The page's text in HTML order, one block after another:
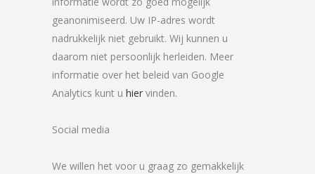
geanonimiseerd. Uw IP-adres wordt
nadrukkelijk niet gebruikt. Wij kunnen u
daarom niet persoonlijk herleiden. Meer
informatie over het beleid van Google
Analytics kunt u hier vinden.
Social media
We willen het voor u graag zo gemakkelijk